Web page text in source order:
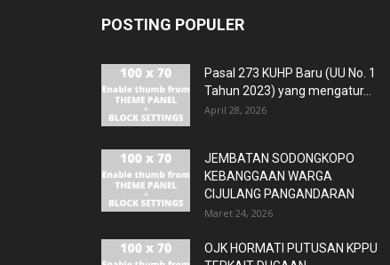
POSTING POPULER
Pasal 273 KUHP Baru (UU No. 1
Tahun 2023) yang mengatur...
April 28, 2026
JEMBATAN SODONGKOPO
KEBANGGAAN WARGA
CIJULANG PANGANDARAN
Maret 24, 2026
OJK HORMATI PUTUSAN KPPU